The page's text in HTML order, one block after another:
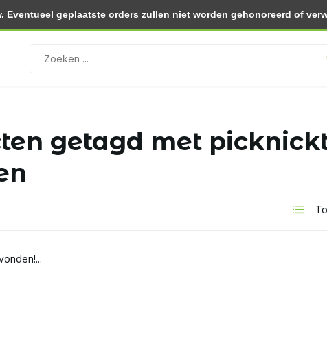
Retourneren binnen 30 dagen
getagd met
geplaatste orders zullen niet worden gehonoreerd of